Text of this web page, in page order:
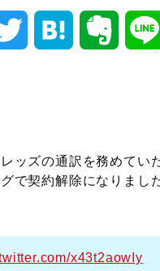
t
r
n n
t
ッズの通訳を務めてい
で契約解除になりまし
x43t2aowIy